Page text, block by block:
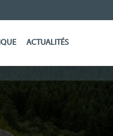
ACTUALITÉS